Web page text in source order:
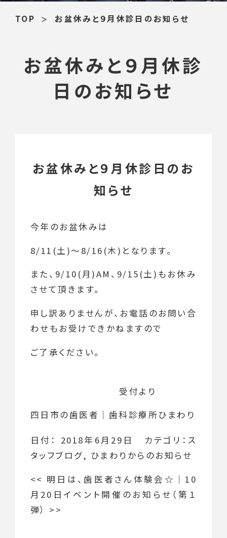
TOP お盆休みと９月休診日のお知らせ
お盆休みと９月休診
日のお知らせ
お盆休みと９月休診日のお
知らせ
今年のお盆休みは
8/11(土)～8/16(木)となります。
また、9/10(月)AM、9/15(土)もお休み
させて頂きます。
申し訳ありませんが、お電話のお問い合
わせもお受けできかねますので
ご了承ください。
受付より
四日市の歯医者｜歯科診療所ひまわり
日付： 2018年6月29日 カテゴリ： ス
タッフブログ, ひまわりからのお知らせ
<< 明日は、歯医者さん体験会☆ ｜ 10
月20日イベント開催のお知らせ（第１
弾） >>